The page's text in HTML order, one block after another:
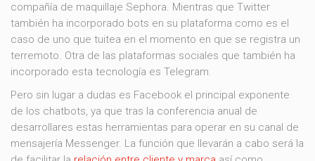
compañía de maquillaje Sephora. Mientras que Twitter
también ha incorporado bots en su plataforma como es el
caso de uno que tuitea en el momento en que se registra un
terremoto. Otra de las plataformas sociales que también ha
incorporado esta tecnología es Telegram.
Pero sin lugar a dudas es Facebook el principal exponente
de los chatbots, ya que tras la conferencia anual de
desarrollares estas herramientas para operar en su canal de
mensajería Messenger. La función que llevarán a cabo será la